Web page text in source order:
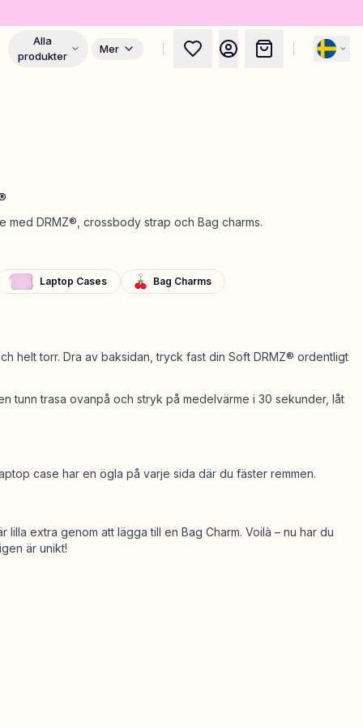
Alla
produkter
Mer
med DRMZ®, crossbody strap och Bag charms.
Laptop Cases Bag Charms
helt torr. Dra av baksidan, tryck fast din Soft DRMZ® ordentligt
tunn trasa ovanpå och stryk på medelvärme i 30 sekunder, låt
case har en ögla på varje sida där du fäster remmen.
lilla extra genom att lägga till en Bag Charm. Voilà – nu har du
är unikt!